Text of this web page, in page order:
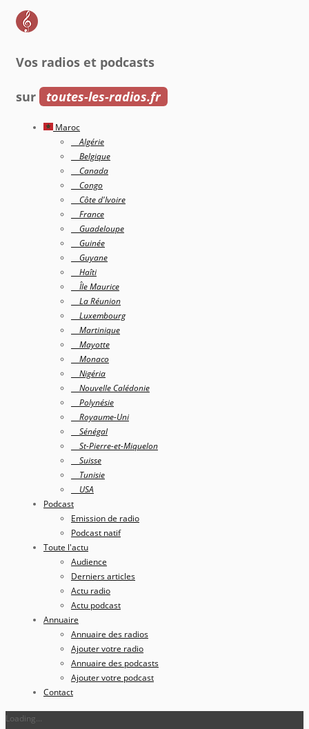
Vos radios et podcasts
sur toutes-les-radios.fr
Maroc
Algérie
Belgique
Canada
Congo
Côte d'Ivoire
France
Guadeloupe
Guinée
Guyane
Haîti
Île Maurice
La Réunion
Luxembourg
Martinique
Mayotte
Monaco
Nigéria
Nouvelle Calédonie
Polynésie
Royaume-Uni
Sénégal
St-Pierre-et-Miquelon
Suisse
Tunisie
USA
Podcast
Emission de radio
Podcast natif
Toute l'actu
Audience
Derniers articles
Actu radio
Actu podcast
Annuaire
Annuaire des radios
Ajouter votre radio
Annuaire des podcasts
Ajouter votre podcast
Contact
Loading...